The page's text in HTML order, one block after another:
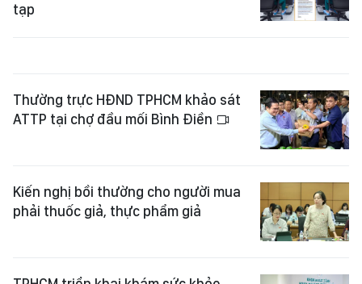
tạp
Thường trực HĐND TPHCM khảo sát
ATTP tại chợ đầu mối Bình Điền
Kiến nghị bồi thường cho người mua
phải thuốc giả, thực phẩm giả